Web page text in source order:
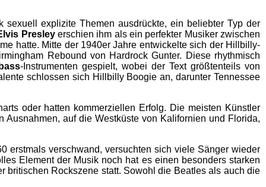
explizite Themen ausdrückte, ein beliebter Typ der
Presleyerschien ihm als ein perfekter Musiker zwischen
hatte. Mitte der 1940er Jahre entwickelte sich der Hillbilly-
Rebound von Hardrock Gunter. Diese rhythmisch
-Instrumenten gespielt, wobei der Text größtenteils von
schlossen sich Hillbilly Boogie an, darunter Tennessee
oder hatten kommerziellen Erfolg. Die meisten Künstler
auf die Westküste von Kalifornien und Florida,
erstmals verschwand, versuchten sich viele Sänger wieder
Element der Musik noch hat es einen besonders starken
britischen Rockszene statt. Sowohl die Beatles als auch die